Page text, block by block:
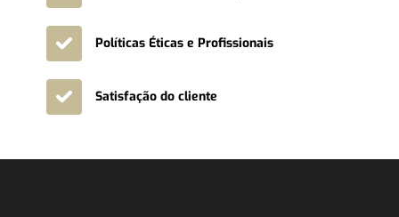
Políticas Éticas e Profissionais
Satisfação do cliente